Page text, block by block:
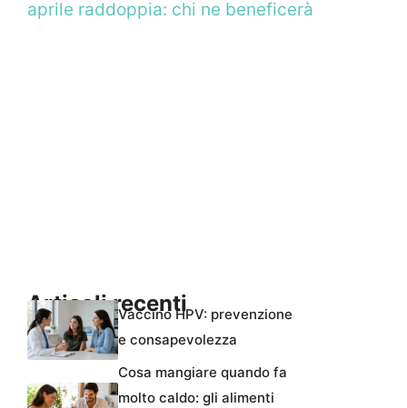
aprile raddoppia: chi ne beneficerà
Articoli recentiVaccino HPV: prevenzione
e consapevolezza
Cosa mangiare quando fa
molto caldo: gli alimenti